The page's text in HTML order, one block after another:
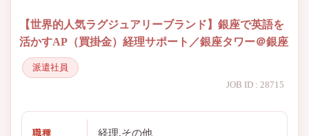
【世界的人気ラグジュアリーブランド】銀座で英語を
活かすAP（買掛金）経理サポート／銀座タワー＠銀座
派遣社員
JOB ID : 28715
職種 経理,その他